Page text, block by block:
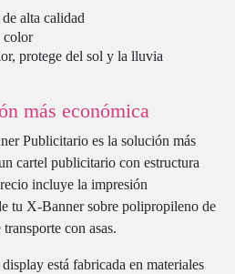
alta calidad
color
protege del sol y la lluvia
más económica
Publicitario es la solución más
cartel publicitario con estructura
incluye la impresión
tu X-Banner sobre polipropileno de
con asas.
está fabricada en materiales